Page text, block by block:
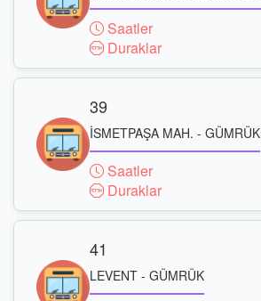
Saatler
Duraklar
39
İSMETPAŞA MAH. - GÜMRÜK
Saatler
Duraklar
41
LEVENT - GÜMRÜK